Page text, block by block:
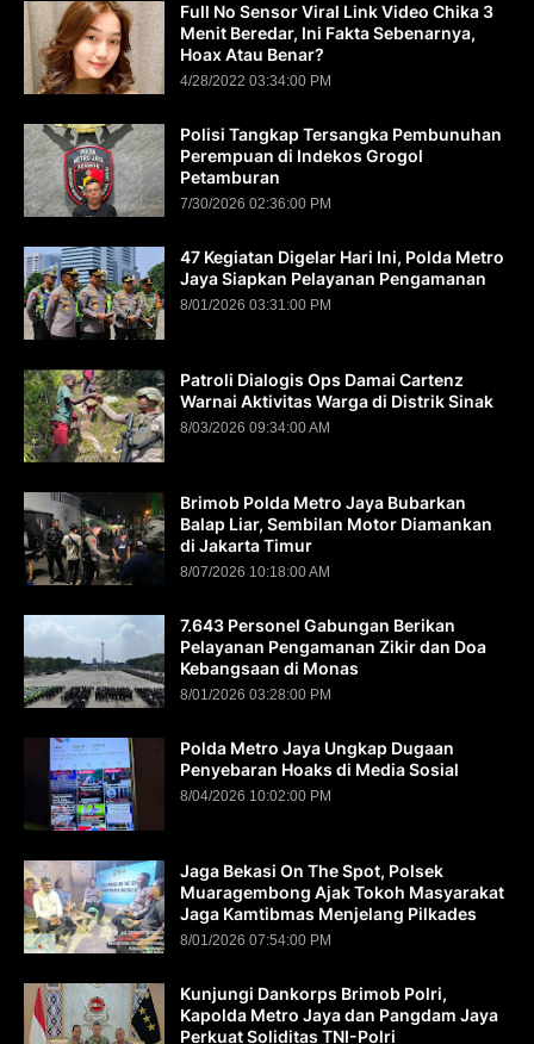
Full No Sensor Viral Link Video Chika 3
Menit Beredar, Ini Fakta Sebenarnya,
Hoax Atau Benar?
4/28/2022 03:34:00 PM
Polisi Tangkap Tersangka Pembunuhan
Perempuan di Indekos Grogol
Petamburan
7/30/2026 02:36:00 PM
47 Kegiatan Digelar Hari Ini, Polda Metro
Jaya Siapkan Pelayanan Pengamanan
8/01/2026 03:31:00 PM
Patroli Dialogis Ops Damai Cartenz
Warnai Aktivitas Warga di Distrik Sinak
8/03/2026 09:34:00 AM
Brimob Polda Metro Jaya Bubarkan
Balap Liar, Sembilan Motor Diamankan
di Jakarta Timur
8/07/2026 10:18:00 AM
7.643 Personel Gabungan Berikan
Pelayanan Pengamanan Zikir dan Doa
Kebangsaan di Monas
8/01/2026 03:28:00 PM
Polda Metro Jaya Ungkap Dugaan
Penyebaran Hoaks di Media Sosial
8/04/2026 10:02:00 PM
Jaga Bekasi On The Spot, Polsek
Muaragembong Ajak Tokoh Masyarakat
Jaga Kamtibmas Menjelang Pilkades
8/01/2026 07:54:00 PM
Kunjungi Dankorps Brimob Polri,
Kapolda Metro Jaya dan Pangdam Jaya
Perkuat Soliditas TNI-Polri